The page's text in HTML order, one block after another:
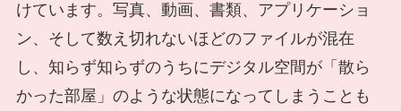
けています。写真、動画、書類、アプリケーショ
ン、そして数え切れないほどのファイルが混在
し、知らず知らずのうちにデジタル空間が「散ら
かった部屋」のような状態になってしまうことも